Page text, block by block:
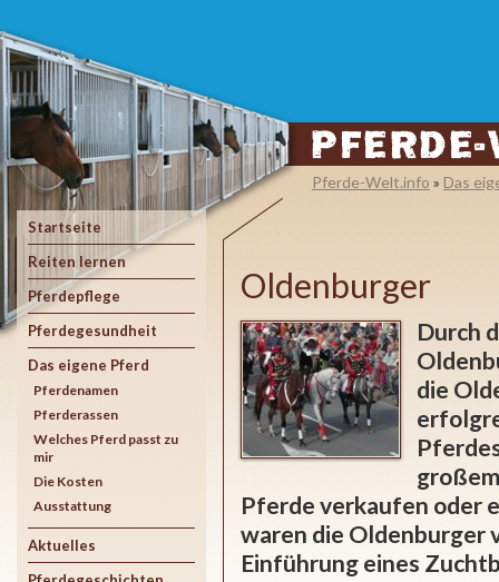
Startseite
Reiten lernen
Pferdepflege
Pferdegesundheit
Das eigene Pferd
Pferdenamen
Pferderassen
Welches Pferd passt zu
mir
Die Kosten
Ausstattung
Aktuelles
Pferde-Welt.info » Das
Oldenburger
Durch
die
Pferde verkaufen oder
waren die Oldenburger
Einführung eines